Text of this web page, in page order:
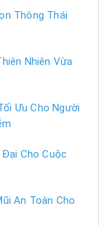
Thông Thái
Nhiên Vừa
Ưu Cho Người
Đại Cho Cuộc
An Toàn Cho